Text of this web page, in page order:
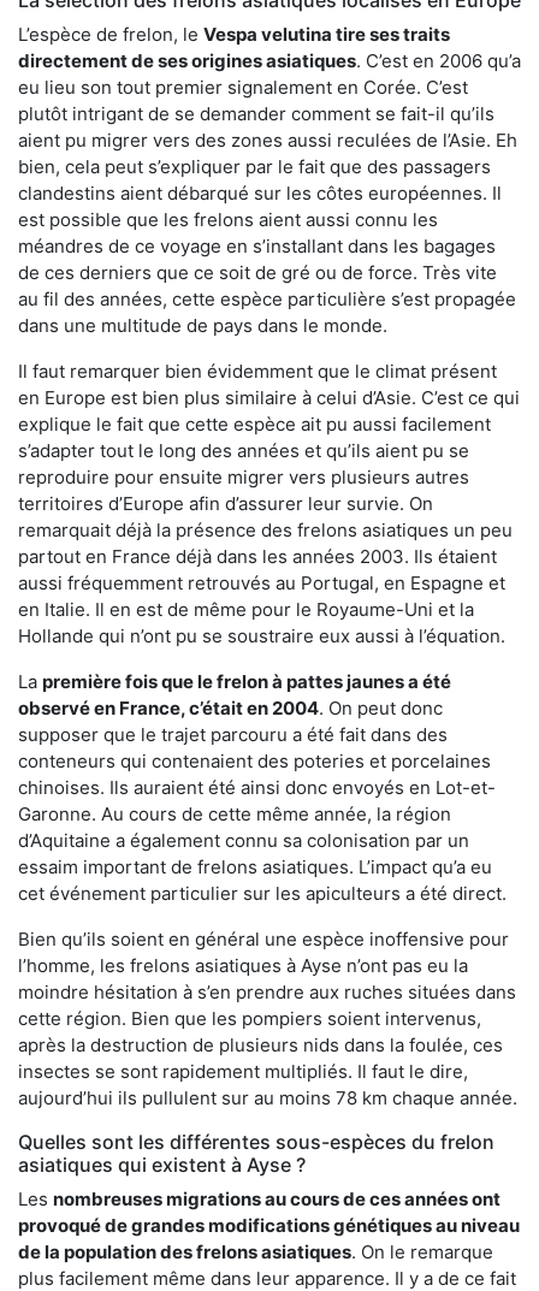
L’espèce de frelon, le Vespa velutina tire ses traits
directement de ses origines asiatiques. C’est en 2006 qu’a
eu lieu son tout premier signalement en Corée. C’est
plutôt intrigant de se demander comment se fait-il qu’ils
aient pu migrer vers des zones aussi reculées de l’Asie. Eh
bien, cela peut s’expliquer par le fait que des passagers
clandestins aient débarqué sur les côtes européennes. Il
est possible que les frelons aient aussi connu les
méandres de ce voyage en s’installant dans les bagages
de ces derniers que ce soit de gré ou de force. Très vite
au fil des années, cette espèce particulière s’est propagée
dans une multitude de pays dans le monde.
Il faut remarquer bien évidemment que le climat présent
en Europe est bien plus similaire à celui d’Asie. C’est ce qui
explique le fait que cette espèce ait pu aussi facilement
s’adapter tout le long des années et qu’ils aient pu se
reproduire pour ensuite migrer vers plusieurs autres
territoires d’Europe afin d’assurer leur survie. On
remarquait déjà la présence des frelons asiatiques un peu
partout en France déjà dans les années 2003. Ils étaient
aussi fréquemment retrouvés au Portugal, en Espagne et
en Italie. Il en est de même pour le Royaume-Uni et la
Hollande qui n’ont pu se soustraire eux aussi à l’équation.
La première fois que le frelon à pattes jaunes a été
observé en France, c’était en 2004. On peut donc
supposer que le trajet parcouru a été fait dans des
conteneurs qui contenaient des poteries et porcelaines
chinoises. Ils auraient été ainsi donc envoyés en Lot-et-
Garonne. Au cours de cette même année, la région
d’Aquitaine a également connu sa colonisation par un
essaim important de frelons asiatiques. L’impact qu’a eu
cet événement particulier sur les apiculteurs a été direct.
Bien qu’ils soient en général une espèce inoffensive pour
l’homme, les frelons asiatiques à Ayse n’ont pas eu la
moindre hésitation à s’en prendre aux ruches situées dans
cette région. Bien que les pompiers soient intervenus,
après la destruction de plusieurs nids dans la foulée, ces
insectes se sont rapidement multipliés. Il faut le dire,
aujourd’hui ils pullulent sur au moins 78 km chaque année.
Quelles sont les différentes sous-espèces du frelon
asiatiques qui existent à Ayse ?
Les nombreuses migrations au cours de ces années ont
provoqué de grandes modifications génétiques au niveau
de la population des frelons asiatiques. On le remarque
plus facilement même dans leur apparence. Il y a de ce fait